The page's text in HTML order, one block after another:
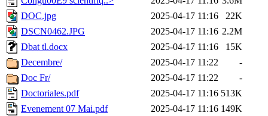
DOC.jpg
2025-04-17 11:16
22K
DSCN0462.JPG
2025-04-17 11:16 2.2M
Dbat tl.docx
2025-04-17 11:16
15K
Decembre/
2025-04-17 11:22
-
Doc Fr/
2025-04-17 11:22
-
Doctoriales.pdf
2025-04-17 11:16 513K
Evenement 07 Mai.pdf
2025-04-17 11:16 149K